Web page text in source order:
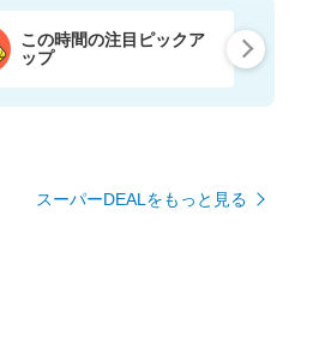
この時間の注目ピックア
ップ
スーパーDEALをもっと見る